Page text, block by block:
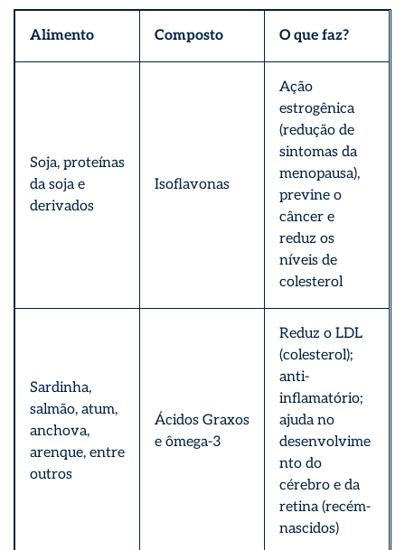
Alimento Composto O que faz?
Soja, proteínas
da soja e
derivados
Isoflavonas
Ação
estrogênica
(redução de
sintomas da
menopausa),
previne o
câncer e
reduz os
níveis de
colesterol
Sardinha,
salmão, atum,
anchova,
arenque, entre
outros
Ácidos Graxos
e ômega-3
Reduz o LDL
(colesterol);
anti-
inflamatório;
ajuda no
desenvolvime
nto do
cérebro e da
retina (recém-
nascidos)